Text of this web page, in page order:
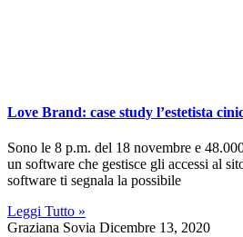
Love Brand: case study l’estetista
Sono le 8 p.m. del 18 novembre e
un software che gestisce gli accessi al
software ti segnala la possibile
Leggi Tutto »
Graziana Sovia Dicembre 13, 2020